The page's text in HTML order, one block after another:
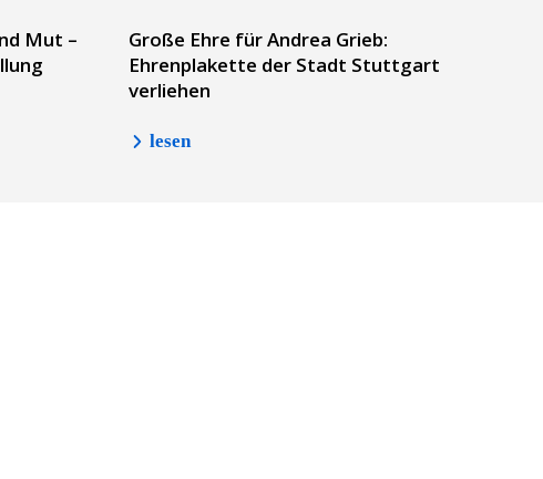
Mut –
Große Ehre für Andrea Grieb:
Ehrenplakette der Stadt Stuttgart
verliehen
lesen